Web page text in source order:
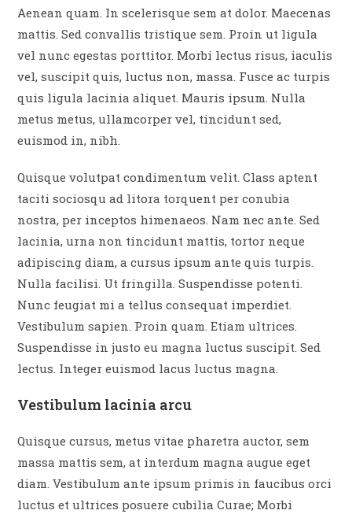
Aenean quam. In scelerisque sem at dolor. Maecenas
mattis. Sed convallis tristique sem. Proin ut ligula
vel nunc egestas porttitor. Morbi lectus risus, iaculis
vel, suscipit quis, luctus non, massa. Fusce ac turpis
quis ligula lacinia aliquet. Mauris ipsum. Nulla
metus metus, ullamcorper vel, tincidunt sed,
euismod in, nibh.
Quisque volutpat condimentum velit. Class aptent
taciti sociosqu ad litora torquent per conubia
nostra, per inceptos himenaeos. Nam nec ante. Sed
lacinia, urna non tincidunt mattis, tortor neque
adipiscing diam, a cursus ipsum ante quis turpis.
Nulla facilisi. Ut fringilla. Suspendisse potenti.
Nunc feugiat mi a tellus consequat imperdiet.
Vestibulum sapien. Proin quam. Etiam ultrices.
Suspendisse in justo eu magna luctus suscipit. Sed
lectus. Integer euismod lacus luctus magna.
Vestibulum lacinia arcu
Quisque cursus, metus vitae pharetra auctor, sem
massa mattis sem, at interdum magna augue eget
diam. Vestibulum ante ipsum primis in faucibus orci
luctus et ultrices posuere cubilia Curae; Morbi